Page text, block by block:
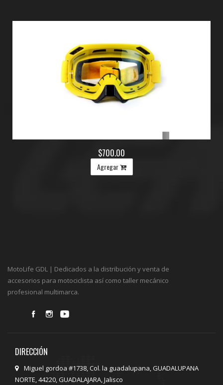
$700.00
Agregar
MotoLife GDL | Dedicados a la distribución y venta de
accesorios para motociclista así como taller mecánico
profesional multimarca.
DIRECCIÓN
Miguel gordoa #1738, Col. la guadalupana, GUADALUPANA
NORTE, 44220, GUADALAJARA, Jalisco